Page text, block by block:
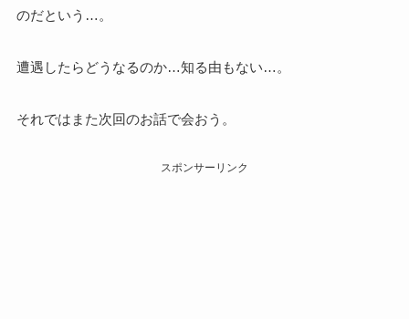
のだという…。
遭遇したらどうなるのか…知る由もない…。
それではまた次回のお話で会おう。
スポンサーリンク